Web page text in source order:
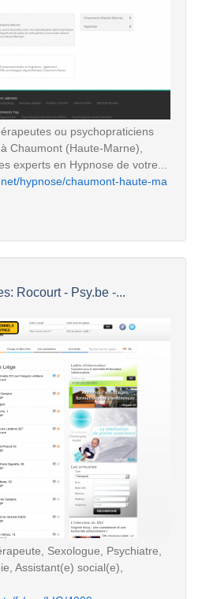
ou psychopraticiens
Chaumont (Haute-Marne),
experts en Hypnose de votre...
hypnose/chaumont-haute-ma
Rocourt - Psy.be -...
Sexologue, Psychiatre,
Assistant(e) social(e),